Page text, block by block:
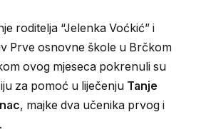
roditelja “Jelenka Voćkić” i
Prve osnovne škole u Brčkom
ovog mjeseca pokrenuli su
za pomoć u liječenju Tanje
, majke dva učenika prvog i